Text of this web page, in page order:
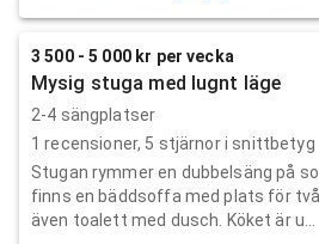
3 500 - 5 000 kr per vecka
Mysig stuga med lugnt läge
2-4 sängplatser
1 recensioner, 5 stjärnor i snittbetyg
Stugan rymmer en dubbelsäng på
finns en bäddsoffa med plats för
även toalett med dusch. Köket är u...